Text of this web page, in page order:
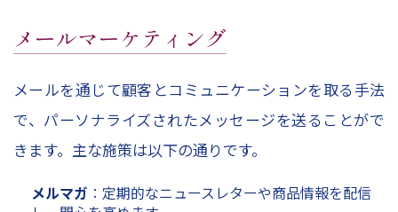
メールマーケティング
メールを通じて顧客とコミュニケーションを取る手法
で、パーソナライズされたメッセージを送ることがで
きます。主な施策は以下の通りです。
メルマガ ：定期的なニュースレターや商品情報を配信